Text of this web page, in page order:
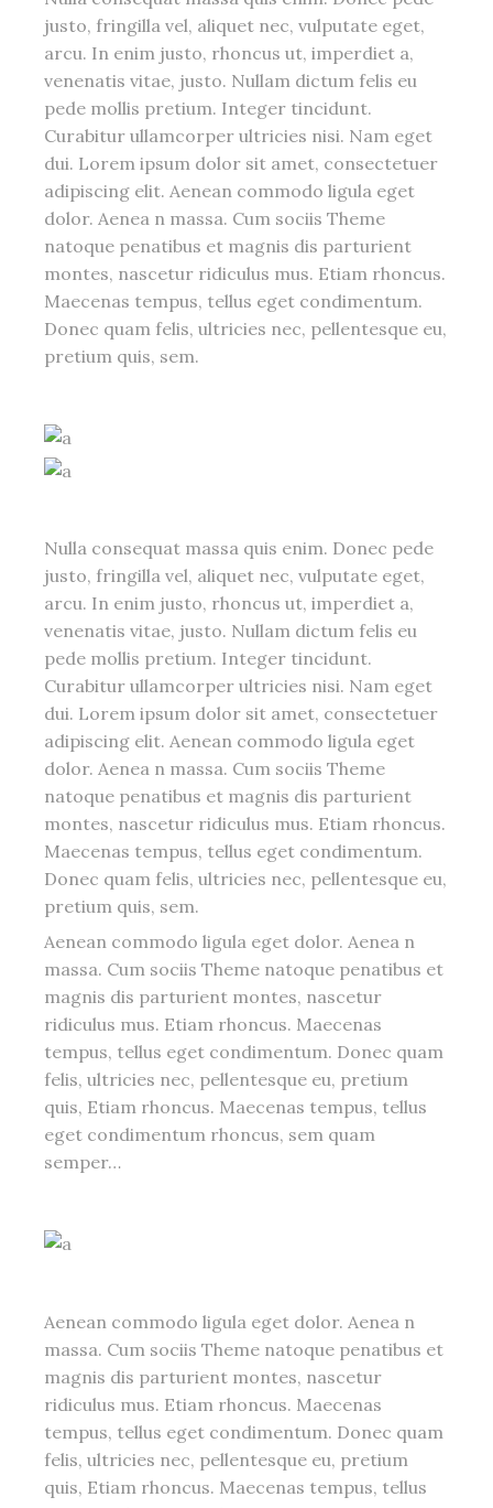
justo, fringilla vel, aliquet nec, vulputate eget,
arcu. In enim justo, rhoncus ut, imperdiet a,
venenatis vitae, justo. Nullam dictum felis eu
pede mollis pretium. Integer tincidunt.
Curabitur ullamcorper ultricies nisi. Nam eget
dui. Lorem ipsum dolor sit amet, consectetuer
adipiscing elit. Aenean commodo ligula eget
dolor. Aenea n massa. Cum sociis Theme
natoque penatibus et magnis dis parturient
montes, nascetur ridiculus mus. Etiam rhoncus.
Maecenas tempus, tellus eget condimentum.
Donec quam felis, ultricies nec, pellentesque eu,
pretium quis, sem.
Nulla consequat massa quis enim. Donec pede
justo, fringilla vel, aliquet nec, vulputate eget,
arcu. In enim justo, rhoncus ut, imperdiet a,
venenatis vitae, justo. Nullam dictum felis eu
pede mollis pretium. Integer tincidunt.
Curabitur ullamcorper ultricies nisi. Nam eget
dui. Lorem ipsum dolor sit amet, consectetuer
adipiscing elit. Aenean commodo ligula eget
dolor. Aenea n massa. Cum sociis Theme
natoque penatibus et magnis dis parturient
montes, nascetur ridiculus mus. Etiam rhoncus.
Maecenas tempus, tellus eget condimentum.
Donec quam felis, ultricies nec, pellentesque eu,
pretium quis, sem.
Aenean commodo ligula eget dolor. Aenea n
massa. Cum sociis Theme natoque penatibus et
magnis dis parturient montes, nascetur
ridiculus mus. Etiam rhoncus. Maecenas
tempus, tellus eget condimentum. Donec quam
felis, ultricies nec, pellentesque eu, pretium
quis, Etiam rhoncus. Maecenas tempus, tellus
eget condimentum rhoncus, sem quam
semper…
Aenean commodo ligula eget dolor. Aenea n
massa. Cum sociis Theme natoque penatibus et
magnis dis parturient montes, nascetur
ridiculus mus. Etiam rhoncus. Maecenas
tempus, tellus eget condimentum. Donec quam
felis, ultricies nec, pellentesque eu, pretium
quis, Etiam rhoncus. Maecenas tempus, tellus